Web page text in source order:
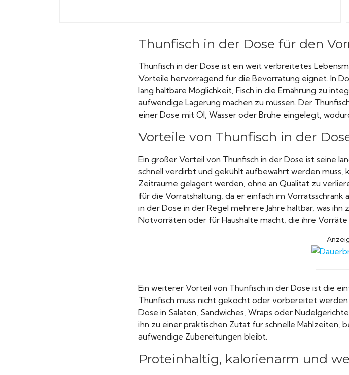
Thunfisch in der Dose für den
Thunfisch in der Dose ist ein weit verbreitetes
Vorteile hervorragend für die Bevorratung eignet. In
lang haltbare Möglichkeit, Fisch in die Ernährung zu
aufwendige Lagerung machen zu müssen. Der
einer Dose mit Öl, Wasser oder Brühe eingelegt,
Vorteile von Thunfisch in der
Ein großer Vorteil von Thunfisch in der Dose ist seine
schnell verdirbt und gekühlt aufbewahrt werden muss,
Zeiträume gelagert werden, ohne an Qualität zu
für die Vorratshaltung, da er einfach im
in der Dose in der Regel mehrere Jahre haltbar, was
Notvorräten oder für Haushalte macht, die ihre
Ein weiterer Vorteil von Thunfisch in der Dose ist die
Thunfisch muss nicht gekocht oder vorbereitet
Dose in Salaten, Sandwiches, Wraps oder
ihn zu einer praktischen Zutat für schnelle Mahlzeiten,
aufwendige Zubereitungen bleibt.
Proteinhaltig, kalorienarm und